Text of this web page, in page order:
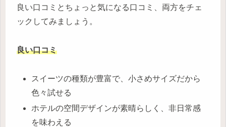
良い口コミとちょっと気になる口コミ、両方をチェ
ックしてみましょう。
良い口コミ
スイーツの種類が豊富で、小さめサイズだから
色々試せる
ホテルの空間デザインが素晴らしく、非日常感
を味わえる